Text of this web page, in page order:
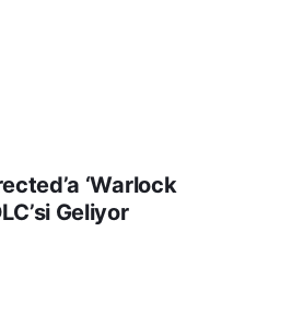
‘Warlock
Geliyor